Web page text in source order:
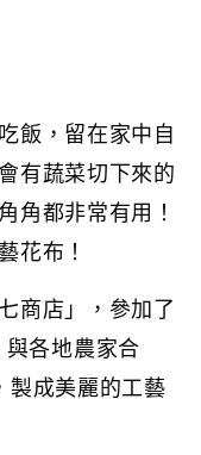
飯，留在家中自
有蔬菜切下來的
角都非常有用！
花布！
商店」，參加了
各地農家合
製成美麗的工藝